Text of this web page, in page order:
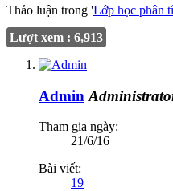
Thảo luận trong 'Lớp học phân
Lượt xem : 6,913
Admin
Tham gia ngày:
21/6/16
Bài viết:
19